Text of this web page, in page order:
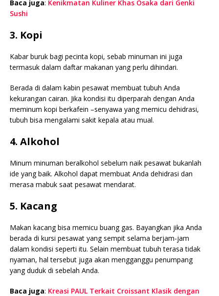
Baca juga: Kenikmatan Kuliner Khas Osaka dari Genki
Sushi
3. Kopi
Kabar buruk bagi pecinta kopi, sebab minuman ini juga
termasuk dalam daftar makanan yang perlu dihindari.
Berada di dalam kabin pesawat membuat tubuh Anda
kekurangan cairan. Jika kondisi itu diperparah dengan Anda
meminum kopi berkafein –senyawa yang memicu dehidrasi,
tubuh bisa mengalami sakit kepala atau mual.
4. Alkohol
Minum minuman beralkohol sebelum naik pesawat bukanlah
ide yang baik. Alkohol dapat membuat Anda dehidrasi dan
merasa mabuk saat pesawat mendarat.
5. Kacang
Makan kacang bisa memicu buang gas. Bayangkan jika Anda
berada di kursi pesawat yang sempit selama berjam-jam
dalam kondisi seperti itu. Selain membuat tubuh terasa tidak
nyaman, hal tersebut juga akan mengganggu penumpang
yang duduk di sebelah Anda.
Baca juga: Kreasi PAUL Terkait Croissant Klasik dengan